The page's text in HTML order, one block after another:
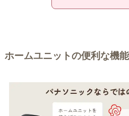
ホームユニットの便利な機能